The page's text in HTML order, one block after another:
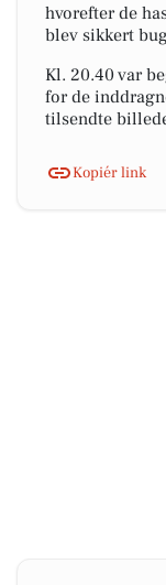
hvorefter de
blev sikkert
Kl. 20.40 var
for de
tilsendte
Kopiér link